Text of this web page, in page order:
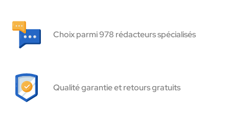
Choix parmi 978 rédacteurs spécialisés
Qualité garantie et retours gratuits